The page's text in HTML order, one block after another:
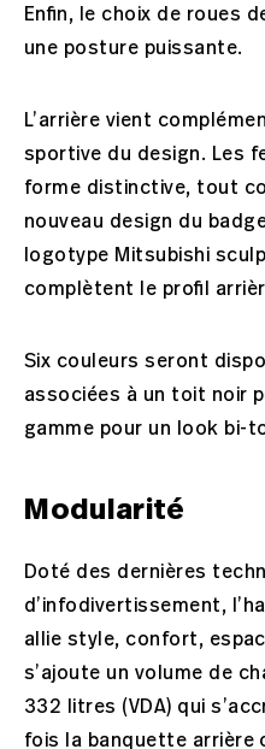
Enfin, le choix de roues
une posture puissante.
L’arrière vient
sportive du design. Les
forme distinctive, tout
nouveau design du
logotype Mitsubishi
complètent le profil
Six couleurs seront
associées à un toit noir
gamme pour un look bi-
Modularité
Doté des dernières
d’infodivertissement,
allie style, confort,
s’ajoute un volume de
332 litres (VDA) qui
fois la banquette arrière